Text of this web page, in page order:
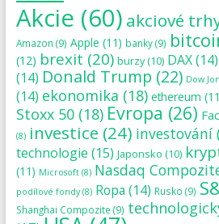
Akcie (60) akciové
Amazon (9) Apple (11) banky(9)
(12) brexit (20) burzy(10) DAX(14)
(14) Donald Trump (22) Dow
(14) ekonomika (18) ethereum
Stoxx 50(18) Evropa (26)
(8) investice (24) investování
technologie (15) Japonsko (10)
(11) Microsoft(8) Nasdaq
podílové fondy(8) Ropa (14) Rusko (9)
Shanghai Compozite (9)